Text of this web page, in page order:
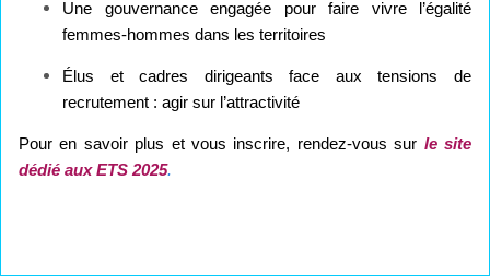
Une gouvernance engagée pour faire vivre l’égalité
femmes-hommes dans les territoires
Élus et cadres dirigeants face aux tensions de
recrutement : agir sur l’attractivité
Pour en savoir plus et vous inscrire, rendez-vous sur le site
dédié aux ETS 2025.